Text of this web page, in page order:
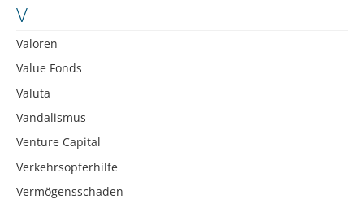
V
Valoren
Value Fonds
Valuta
Vandalismus
Venture Capital
Verkehrsopferhilfe
Vermögensschaden